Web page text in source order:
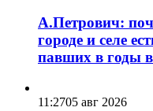
А.Петрович:
городе и селе
павших в годы
11:2705 авг 2026